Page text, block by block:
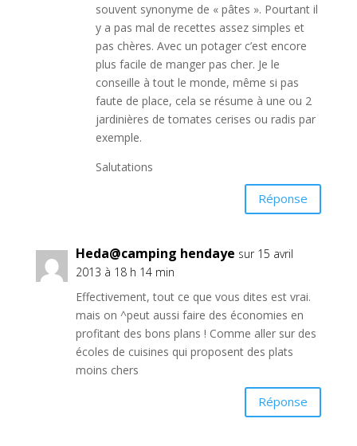
souvent synonyme de « pâtes ». Pourtant il
y a pas mal de recettes assez simples et
pas chères. Avec un potager c’est encore
plus facile de manger pas cher. Je le
conseille à tout le monde, même si pas
faute de place, cela se résume à une ou 2
jardinières de tomates cerises ou radis par
exemple.
Salutations
Réponse
Heda@camping hendaye sur 15 avril
2013 à 18 h 14 min
Effectivement, tout ce que vous dites est vrai.
mais on ^peut aussi faire des économies en
profitant des bons plans ! Comme aller sur des
écoles de cuisines qui proposent des plats
moins chers
Réponse